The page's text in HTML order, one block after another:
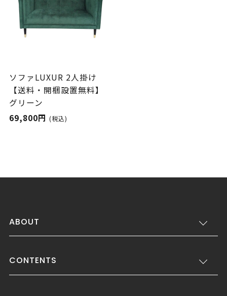
ソファLUXUR 2人掛け
【送料・開梱設置無料】
グリーン
69,800円 (税込)
ABOUT
CONTENTS